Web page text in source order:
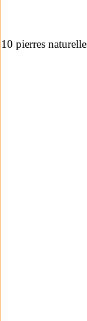
10 pierres